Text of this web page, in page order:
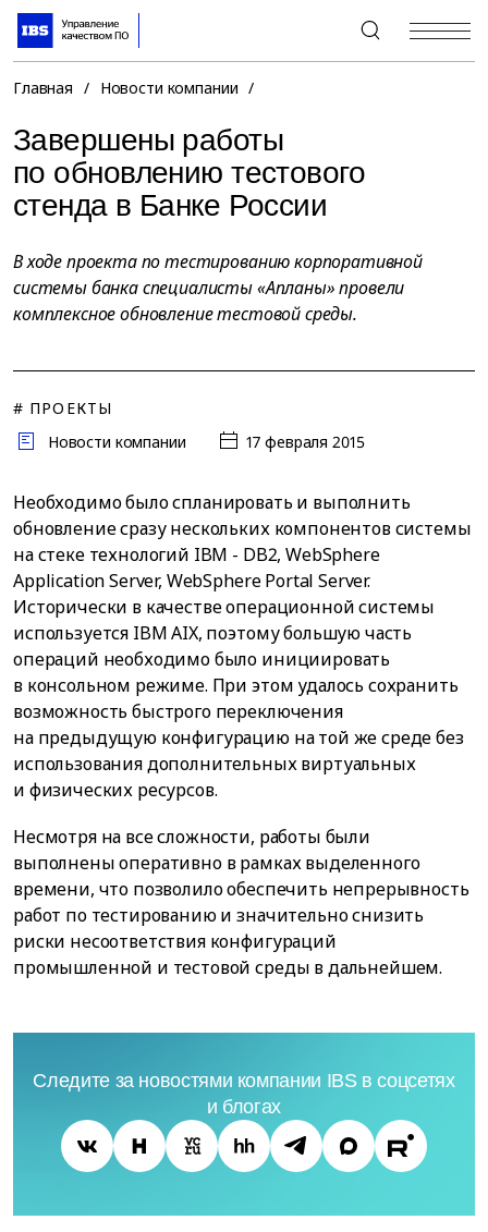
+7 (495) 967-80-80
Главная / Новости компании /
Завершены работы
по обновлению тестового
стенда в Банке России
В ходе проекта по тестированию корпоративной
системы банка специалисты «Апланы» провели
комплексное обновление тестовой среды.
# ПРОЕКТЫ
Новости компании
17 февраля 2015
Необходимо было спланировать и выполнить
обновление сразу нескольких компонентов системы
на стеке технологий IBM - DB2, WebSphere
Application Server, WebSphere Portal Server.
Исторически в качестве операционной системы
используется IBM AIX, поэтому большую часть
операций необходимо было инициировать
в консольном режиме. При этом удалось сохранить
возможность быстрого переключения
на предыдущую конфигурацию на той же среде без
использования дополнительных виртуальных
и физических ресурсов.
Несмотря на все сложности, работы были
выполнены оперативно в рамках выделенного
времени, что позволило обеспечить непрерывность
работ по тестированию и значительно снизить
риски несоответствия конфигураций
промышленной и тестовой среды в дальнейшем.
Следите за новостями компании IBS в соцсетях
и блогах